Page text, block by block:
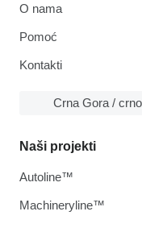
O nama
Pomoć
Kontakti
Crna Gora /
Naši projekti
Autoline™
Machineryline™